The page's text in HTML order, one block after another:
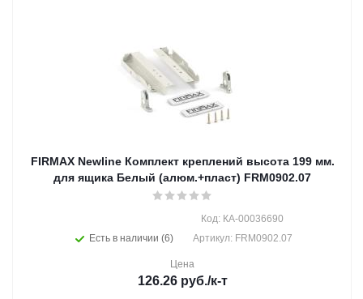
FIRMAX Newline Комплект креплений высота 199 мм.
для ящика Белый (алюм.+пласт) FRM0902.07
Есть в наличии (6)
Код: КА-00036690
Артикул: FRM0902.07
Цена
126.26руб./к-т